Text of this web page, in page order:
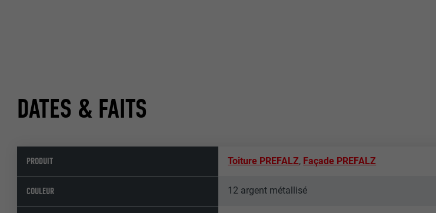
DATES & FAITS
PRODUIT Toiture PREFALZ, Façade PREFALZ
COULEUR 12 argent métallisé